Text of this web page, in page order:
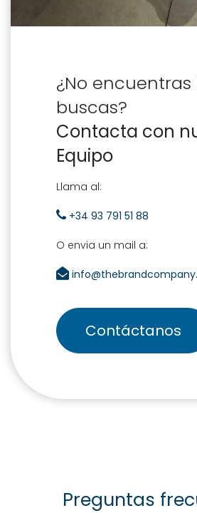
¿No
buscas?
Contacta con
Equipo
Llama al:
+34 93 791 51 88
O envia un mail a:
Contáctanos
Preguntas